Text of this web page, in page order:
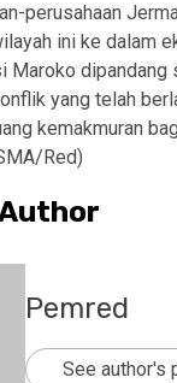
perusahaan
ini ke dalam
Maroko dipandang
yang telah
kemakmuran
Red)
Pemred
See author's